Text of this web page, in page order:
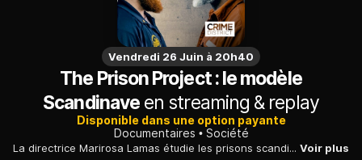
Vendredi 26 Juin à 20h40
The Prison Project : le modèle
Scandinave en streaming & replay
Disponible dans une option payante
Documentaires
Société
La directrice Marirosa Lamas étudie les prisons scandinaves pour réformer son établissement américain avec des approches carcérales très différentes. Voir plus